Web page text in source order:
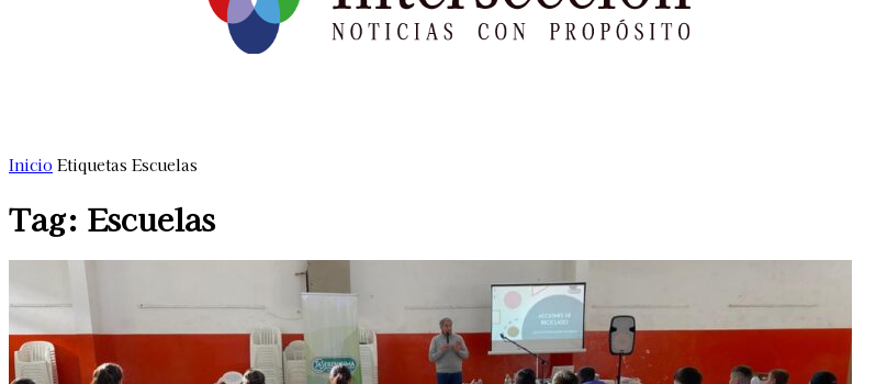
Inicio Etiquetas Escuelas
Tag: Escuelas